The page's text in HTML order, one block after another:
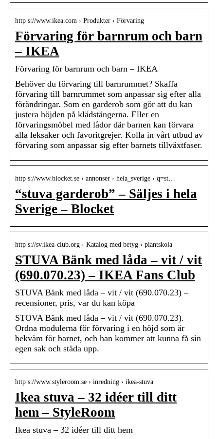
http s://www.ikea.com › Produkter › Förvaring
Förvaring för barnrum och barn
– IKEA
Förvaring för barnrum och barn – IKEA
Behöver du förvaring till barnrummet? Skaffa
förvaring till barnrummet som anpassar sig efter alla
förändringar. Som en garderob som gör att du kan
justera höjden på klädstängerna. Eller en
förvaringsmöbel med lådor där barnen kan förvara
alla leksaker och favoritgrejer. Kolla in vårt utbud av
förvaring som anpassar sig efter barnets tillväxtfaser.
http s://www.blocket.se › annonser › hela_sverige › q=st…
“stuva garderob” – Säljes i hela
Sverige – Blocket
http s://sv.ikea-club.org › Katalog med betyg › plantskola
STUVA Bänk med låda – vit / vit
(690.070.23) – IKEA Fans Club
STUVA Bänk med låda – vit / vit (690.070.23) –
recensioner, pris, var du kan köpa
STOVA Bänk med låda – vit / vit (690.070.23).
Ordna modulerna för förvaring i en höjd som är
bekväm för barnet, och han kommer att kunna få sin
egen sak och städa upp.
http s://www.styleroom.se › inredning › ikea-stuva
Ikea stuva – 32 idéer till ditt
hem – StyleRoom
Ikea stuva – 32 idéer till ditt hem